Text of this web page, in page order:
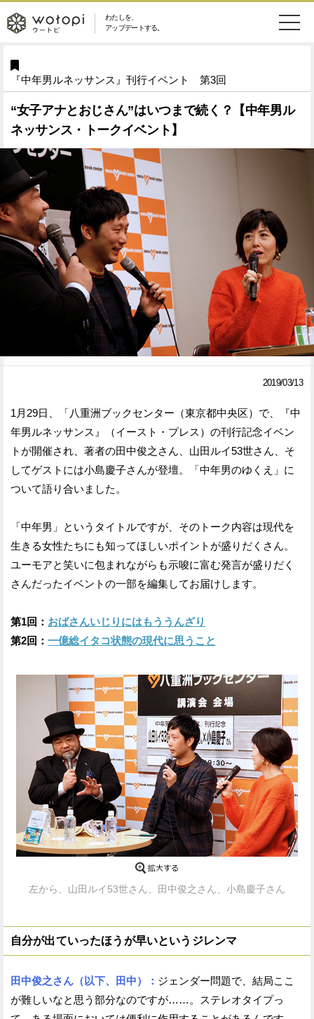
わたしを、
アップデートする。
wotopi
-
ウ
ー
ト
ピ
メ
ュ
ー
美容・コスメ 妊娠・出産
健康
ライフスタイル
ソーシャル
アイテム
検
ウートピとは？
Facebook
ェ
ア
す
る
Twitter
ェ
ア
す
『中年男ルネッサンス』刊行イベント 第3回
“女子アナとおじさん”はいつまで続く？【中年男ル
ネッサンス・トークイベント】
2019/03/13
1月29日、「八重洲ブックセンター（東京都中央区）で、『中
年男ルネッサンス』（イースト・プレス）の刊行記念イベン
トが開催され、著者の田中俊之さん、山田ルイ53世さん、そ
してゲストには小島慶子さんが登壇。「中年男のゆくえ」に
ついて語り合いました。
「中年男」というタイトルですが、そのトーク内容は現代を
生きる女性たちにも知ってほしいポイントが盛りだくさん。
ユーモアと笑いに包まれながらも示唆に富む発言が盛りだく
さんだったイベントの一部を編集してお届けします。
第1回： おばさんいじりにはもううんざり
第2回： 一億総イタコ状態の現代に思うこと
左から、山田ルイ53世さん、田中俊之さん、小島慶子さん
自分が出ていったほうが早いというジレンマ
田中俊之さん（以下、田中）： ジェンダー問題で、結局ここ
が難しいなと思う部分なのですが……。ステレオタイプっ